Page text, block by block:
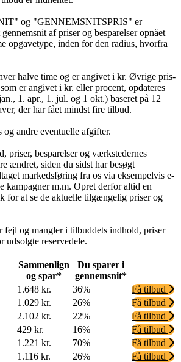
og "GENNEMSNITSPRIS" er
af priser og besparelser opnået
opgavetype, inden for den radius, hvorfra
halve time og er angivet i kr. Øvrige pris-
er angivet i kr. eller procent, opdateres
1. apr., 1. jul. og 1 okt.) baseret på 12
der har fået mindst fire tilbud.
andre eventuelle afgifter.
priser, besparelser og værkstedernes
ændret, siden du sidst har besøgt
markedsføring fra os via eksempelvis e-
kampagner m.m. Opret derfor altid en
for at se de aktuelle tilgængelig priser og
fejl og mangler i tilbuddets indhold, priser
udsolgte reservedele.
Sammenlign
og spar*
Du sparer i
gennemsnit*
1.648 kr. 36%
Få tilbud
1.029 kr. 26%
Få tilbud
2.102 kr. 22%
Få tilbud
429 kr. 16%
Få tilbud
1.221 kr. 70%
Få tilbud
1.116 kr. 26%
Få tilbud